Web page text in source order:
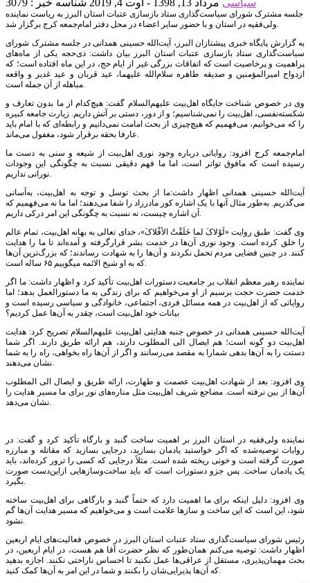
جلسه مشترک شورای سیاست‌گذاری ستاد بازسازی عتبات استان البرز به ریاست نماینده
ولی‌فقیه در استان و با حضور سایر اعضاء در محل دفتر امام‌جمعه کرج برگزار شد.
به گزارش پایگاه خبری پیشتازان البرز، آیت‌الله حسینی همدانی در جلسه مشترک شورای
سیاست‌گذاری ستاد بازسازی عتبات استان البرز بیان داشت: ذی‌حجه یکی از ماه‌های
پراهمیت و پرخاصیت است که اتفاقات بزرگی غیر از ایام حج، در این ماه افتاده است؛ که
ازدواج امیرالمؤمنین و صدیقه طاهره سلام‌الله علیهما، عید قربان و عید غدیر و واقعه
مباهله از آن جمله است.
وی در خصوص شناخت جایگاه اهل‌بیت علیهم‌السلام گفت: هیچ‌کدام از ما بدون تعارف و
شکسته‌نفسی، اهل‌بیت را نمی‌شناسیم؛ و از دور، دستی بر آتش داریم. زیارت جامعه کبیره
را که می‌خوانیم، می‌فهمیم که هیچ‌چیزی از بحث امامت نمی‌دانیم و رابطه‌ای که با امام باید
عارفا بحقه برقرار ‌شود، مغفول می‌ماند.
امام‌جمعه کرج افزود: روایاتی درباره وجود نوری اهل‌بیت از شیعه و سنی به دست ما
رسیده است که مافوق تواتر است، اما ما فهم دقیقی نسبت به چگونگی این وجودات
نورانی نداریم.
آیت‌الله حسینی همدانی اظهار داشت:ما از بحث توسل و توجه به اهل‌بیت، به‌آسانی
می‌گذریم. به‌طور مثال آنها با یک اشاره کور مادرزاد را شفا می‌دهند؛ اما ما نه می‌فهمیم که
آن اشاره چیست، نه نسبت به چگونگی این امر درکی داریم.
وی گفت: طبق روایت «لَوْلاکَ لما خَلَقْتُ الأفْلاکَ»، خدای تعالی به بهانه اهل‌بیت، تمام عالم
را خلق کرده است. وجود نوری آن‌ها در خدمت بشر قرارگرفته و آمده‌اند تا ما را هدایت
کنند. در چنین فضایی مردم تحمل نکردند و آن‌ها را به شهادت رساندند؛ که بزرگ‌ترین آن‌ها
که به او شیخ الائمه میگوییم ۶۵ ساله است.
نماینده رهبر معظم انقلاب بر جامعیت دستورات اهل‌بیت تأکید کرد و اظهار داشت: ما اگر
خدمت حضرت حجت برسیم از او می‌خواهیم که برای زندگی به ما دستورالعمل بدهد؛ اما
روایاتی که از اهل‌بیت در همه مسائل فردی، اجتماعی، خانوادگی و سیاسی رسیده است و
بیانات خود اهل‌بیت است، چقدر به آن‌ها عمل کردیم؟
آیت‌الله حسینی همدانی در خصوص جنبه هدایتی اهل‌بیت علیهم‌السلام تصریح کرد: هدایت
اهل‌بیت دو گونه است؛ هم ایصال الی المطلوب دارند، هم ارائه طریق دارند. اگر شما
دستت را به آن‌ها بدهی شمارا به مقصد می‌رسانند و اگر از آن‌ها راه بخواهی، راه را به شما
نشان می‌دهند.
وی افزود: بعد از شهادت اهل‌بیت عصمت و طهارت، ارائه طریق و ایصال الی المطلوب
آن‌ها از بین نرفته است. مضاجع شریف اهل‌بیت مثل مناره‌های نور برای ما مسیر هدایت را
نشان می‌دهد.
نماینده ولی‌فقیه در استان البرز بر اهمیت ساخت گنبد و بارگاه تأکید کرد و گفت: در
روایات توصیه‌شده که اگر خواستید یادمان بسازید، درجایی بسازید که مقاتله و مبارزه
صورت گرفته است و خونی ریخته شده است. مثلاً درجایی که کسی را ترور کرده‌اند، باید
یک یادمان ساخت. پس جزو دستورات است که باید ساخت‌وسازهایی ازاین‌دست صورت
بگیرد.
وی افزود: دلیل اینکه برای ما اهمیت دارد که حتماً گنبد و بارگاهی برای اهل‌بیت ساخته
شود، این است که این ساخت و سازها علامت است و می‌خواهیم که مسیر هدایت آن‌ها گم
نشود.
رئیس شورای سیاست‌گذاری ستاد عتبات استان البرز در خصوص فعالیت‌های ایام اربعین
اظهار داشت: توصیه می‌کنم همان‌طور که نظر حضرت آقا هم هست، در ایام اربعین، در
بحث مهمان‌پذیری، مستقل از عراقی‌ها عمل نکنید تا احساس ناراحتی نکنند. اجازه بدهید
که آن‌ها پذیرایی‌شان را بکنند و شما در این امر به آن‌ها کمک کنید.